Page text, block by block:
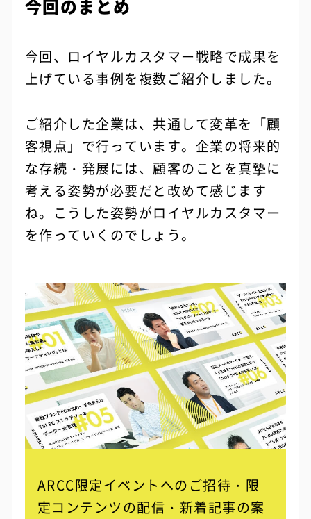
今回のまとめ
今回、ロイヤルカスタマー戦略で成果を
上げている事例を複数ご紹介しました。
ご紹介した企業は、共通して変革を「顧
客視点」で行っています。企業の将来的
な存続・発展には、顧客のことを真摯に
考える姿勢が必要だと改めて感じます
ね。こうした姿勢がロイヤルカスタマー
を作っていくのでしょう。
ARCC限定イベントへのご招待・限
定コンテンツの配信・ 新着記事の案